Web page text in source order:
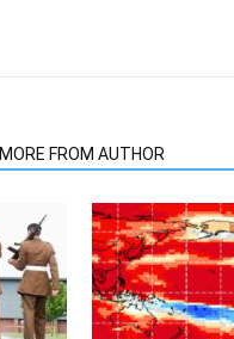
MORE FROM AUTHOR